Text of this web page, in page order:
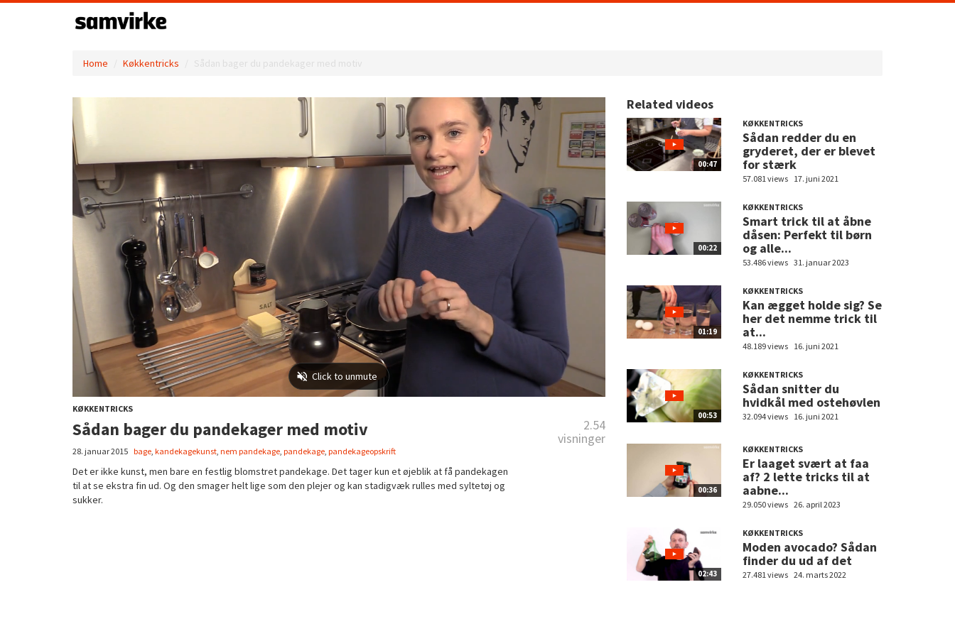
Home Køkkentricks Sådan bager du pandekager med motiv
KØKKENTRICKS
Sådan bager du pandekager med motiv
2.54
visninger
28. januar 2015 bage kandekagekunst nem pandekage pandekage pandekageopskrift
Det er ikke kunst, men bare en festlig blomstret pandekage. Det tager kun et øjeblik at få pandekagen
til at se ekstra fin ud. Og den smager helt lige som den plejer og kan stadigvæk rulles med syltetøj og
sukker.
Related videos
00:47
KØKKENTRICKS
Sådan redder du en
gryderet, der er blevet
for stærk
57.081 views 17. juni 2021
00:22
KØKKENTRICKS
Smart trick til at åbne
dåsen: Perfekt til børn
og alle...
53.486 views 31. januar 2023
01:19
KØKKENTRICKS
Kan ægget holde sig? Se
her det nemme trick til
at...
48.189 views 16. juni 2021
00:53
KØKKENTRICKS
Sådan snitter du
hvidkål med ostehøvlen
32.094 views 16. juni 2021
00:36
KØKKENTRICKS
Er laaget svært at faa
af? 2 lette tricks til at
aabne...
29.050 views 26. april 2023
02:43
KØKKENTRICKS
Moden avocado? Sådan
finder du ud af det
27.481 views 24. marts 2022